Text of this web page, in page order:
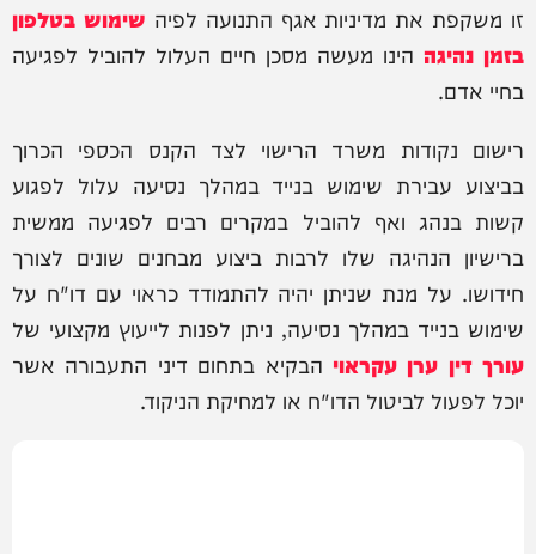
זו משקפת את מדיניות אגף התנועה לפיה שימוש בטלפון
בזמן נהיגה הינו מעשה מסכן חיים העלול להוביל לפגיעה
בחיי אדם.
רישום נקודות משרד הרישוי לצד הקנס הכספי הכרוך
בביצוע עבירת שימוש בנייד במהלך נסיעה עלול לפגוע
קשות בנהג ואף להוביל במקרים רבים לפגיעה ממשית
ברישיון הנהיגה שלו לרבות ביצוע מבחנים שונים לצורך
חידושו. על מנת שניתן יהיה להתמודד כראוי עם דו"ח על
שימוש בנייד במהלך נסיעה, ניתן לפנות לייעוץ מקצועי של
עורך דין ערן עקראוי הבקיא בתחום דיני התעבורה אשר
יוכל לפעול לביטול הדו"ח או למחיקת הניקוד.